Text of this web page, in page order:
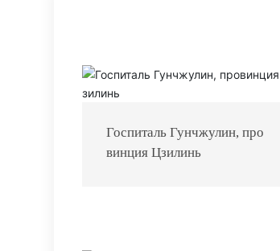
Госпиталь Гунчжулин, про
винция Цзилинь